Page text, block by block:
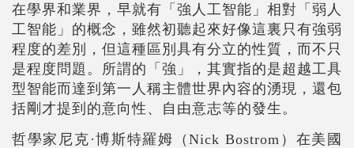
在學界和業界，早就有「強人工智能」相對「弱人
工智能」的概念，雖然初聽起來好像這裏只有強弱
程度的差別，但這種區別具有分立的性質，而不只
是程度問題。所謂的「強」，其實指的是超越工具
型智能而達到第一人稱主體世界內容的湧現，還包
括剛才提到的意向性、自由意志等的發生。
哲學家尼克·博斯特羅姆（Nick Bostrom）在美國